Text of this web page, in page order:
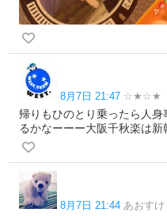
8月7日 21:47 ☆★☆★
帰りもひのとり乗ったら人
るかなーーー大阪千秋楽は
8月7日 21:44 あおすけ